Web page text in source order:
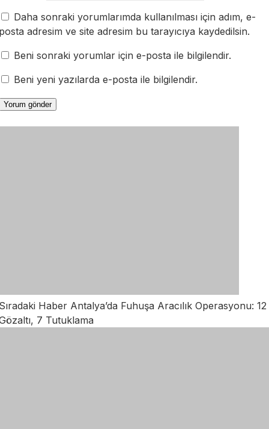
Daha sonraki yorumlarımda kullanılması için adım, e-
adresim ve site adresim bu tarayıcıya kaydedilsin.
Beni sonraki yorumlar için e-posta ile bilgilendir.
Beni yeni yazılarda e-posta ile bilgilendir.
Haber Antalya’da Fuhuşa Aracılık Operasyonu: 12
7 Tutuklama